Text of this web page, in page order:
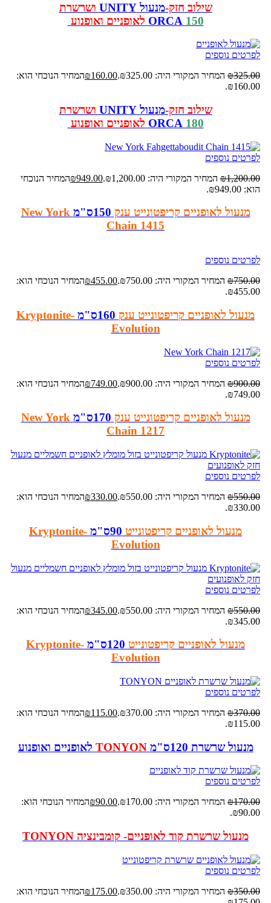
שילוב חזק-מנעול UNITY ושרשרת
150
ORCA לאופניים ואופנוע
לפרטים נוספים
₪325.00 המחיר המקורי היה: ₪325.00. ₪160.00
המחיר הנוכחי הוא:
₪160.00.
שילוב חזק-מנעול UNITY ושרשרת
180
ORCA לאופניים ואופנוע
לפרטים נוספים
₪1,200.00 המחיר המקורי היה: ₪1,200.00. ₪949.00
המחיר הנוכחי
הוא: ₪949.00.
מנעול לאופניים קריפטונייט ענק 150ס"מ
New York
Chain 1415
לפרטים נוספים
₪750.00 המחיר המקורי היה: ₪750.00. ₪455.00
המחיר הנוכחי הוא:
₪455.00.
מנעול לאופניים קריפטונייט ענק 160ס"מ
Kryptonite-
Evolution
לפרטים נוספים
₪900.00 המחיר המקורי היה: ₪900.00. ₪749.00
המחיר הנוכחי הוא:
₪749.00.
מנעול לאופניים קריפטונייט ענק 170ס"מ
New York
Chain 1217
לפרטים נוספים
₪550.00 המחיר המקורי היה: ₪550.00. ₪330.00
המחיר הנוכחי הוא:
₪330.00.
מנעול לאופניים קריפטונייט 90ס"מ
Kryptonite-
Evolution
לפרטים נוספים
₪550.00 המחיר המקורי היה: ₪550.00. ₪345.00
המחיר הנוכחי הוא:
₪345.00.
מנעול לאופניים קריפטונייט 120ס"מ
Kryptonite-
Evolution
לפרטים נוספים
₪370.00 המחיר המקורי היה: ₪370.00. ₪115.00
המחיר הנוכחי הוא:
₪115.00.
מנעול שרשרת 120ס"מ TONYON לאופניים ואופנוע
לפרטים נוספים
₪170.00 המחיר המקורי היה: ₪170.00. ₪90.00
המחיר הנוכחי הוא:
₪90.00.
מנעול שרשרת קוד לאופניים- קומבינציה TONYON
לפרטים נוספים
₪350.00 המחיר המקורי היה: ₪350.00. ₪175.00
המחיר הנוכחי הוא: